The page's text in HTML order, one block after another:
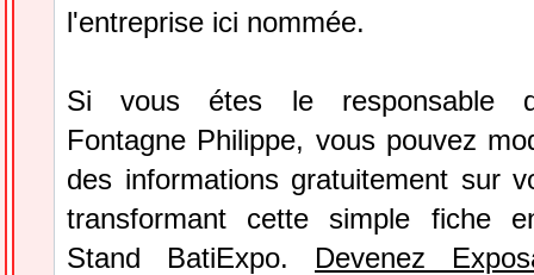
l'entreprise ici nommée.
Si vous étes le responsable
Fontagne Philippe, vous pouvez
des informations gratuitement sur
transformant cette simple fiche
Stand BatiExpo. Devenez